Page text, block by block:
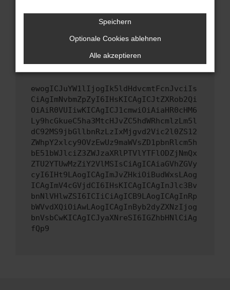
Wenn du alle oben genannten Schritte versucht
versuchen, das Problem zu beheben. Du kannst
uns diesen Text schicken, um uns bei der
Fehlersuche zu unterstützen:
ewogICJuYW1lIjogIk5ldHdvcmtFcnJvciIs
CiAgImNvbmZpZyI6IHsKICAgICJtZXRob2Qi
OiAiR0VUIiwKICAgICJ1cmwiOiAiaHR0cHM6
Ly9hcGkueC5ha3MtcHJvZC5hdWRhcmlzLm5l
dC92MS9jbGllbnRzLzIxMjgvd2Vic2l0ZS12
ZWhpY2xlcy9OVzEwUz9maWVsZD1pbnRlcm5h
bE51bWJlciZ3ZWJzaXRlPTVlYTFlODZjNmQx
ZTU2YTUwMzZiY2VlMSIsCiAgICAiaGVhZGVy
cyI6IHt9LAogICAgImJvZHkiOiBudWxsLAog
ICAgImV4cGVjdCI6IHsKICAgICAgInJlc3Bv
bnNlVHlwZSI6ICIiCiAgICB9LAogICAgInRp
bWVvdXQiOiAwLAogICAgInByb2dyZXNzIjog
bnVsbCwKICAgICJyaXNreSI6IGZhbHNlCiAg
fQp9
Speichern
Optionale Cookies ablehnen
Alle akzeptieren